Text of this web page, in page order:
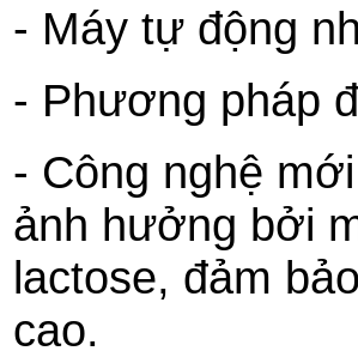
- Máy tự động
- Phương pháp
- Công nghệ
ảnh hưởng bởi
lactose, đảm
cao.